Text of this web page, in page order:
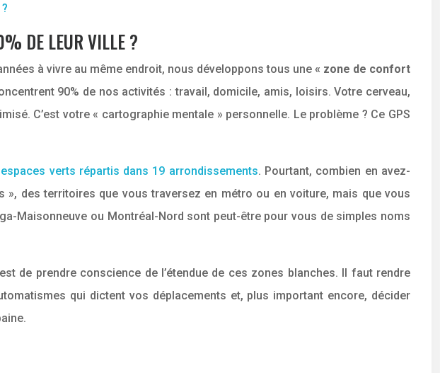
DE LEUR VILLE ?
à vivre au même endroit, nous développons tous une « zone de confort
90% de nos activités : travail, domicile, amis, loisirs. Votre cerveau,
C’est votre « cartographie mentale » personnelle. Le problème ? Ce GPS
verts répartis dans 19 arrondissements. Pourtant, combien en avez-
des territoires que vous traversez en métro ou en voiture, mais que vous
Maisonneuve ou Montréal-Nord sont peut-être pour vous de simples noms
de prendre conscience de l’étendue de ces zones blanches. Il faut rendre
qui dictent vos déplacements et, plus important encore, décider